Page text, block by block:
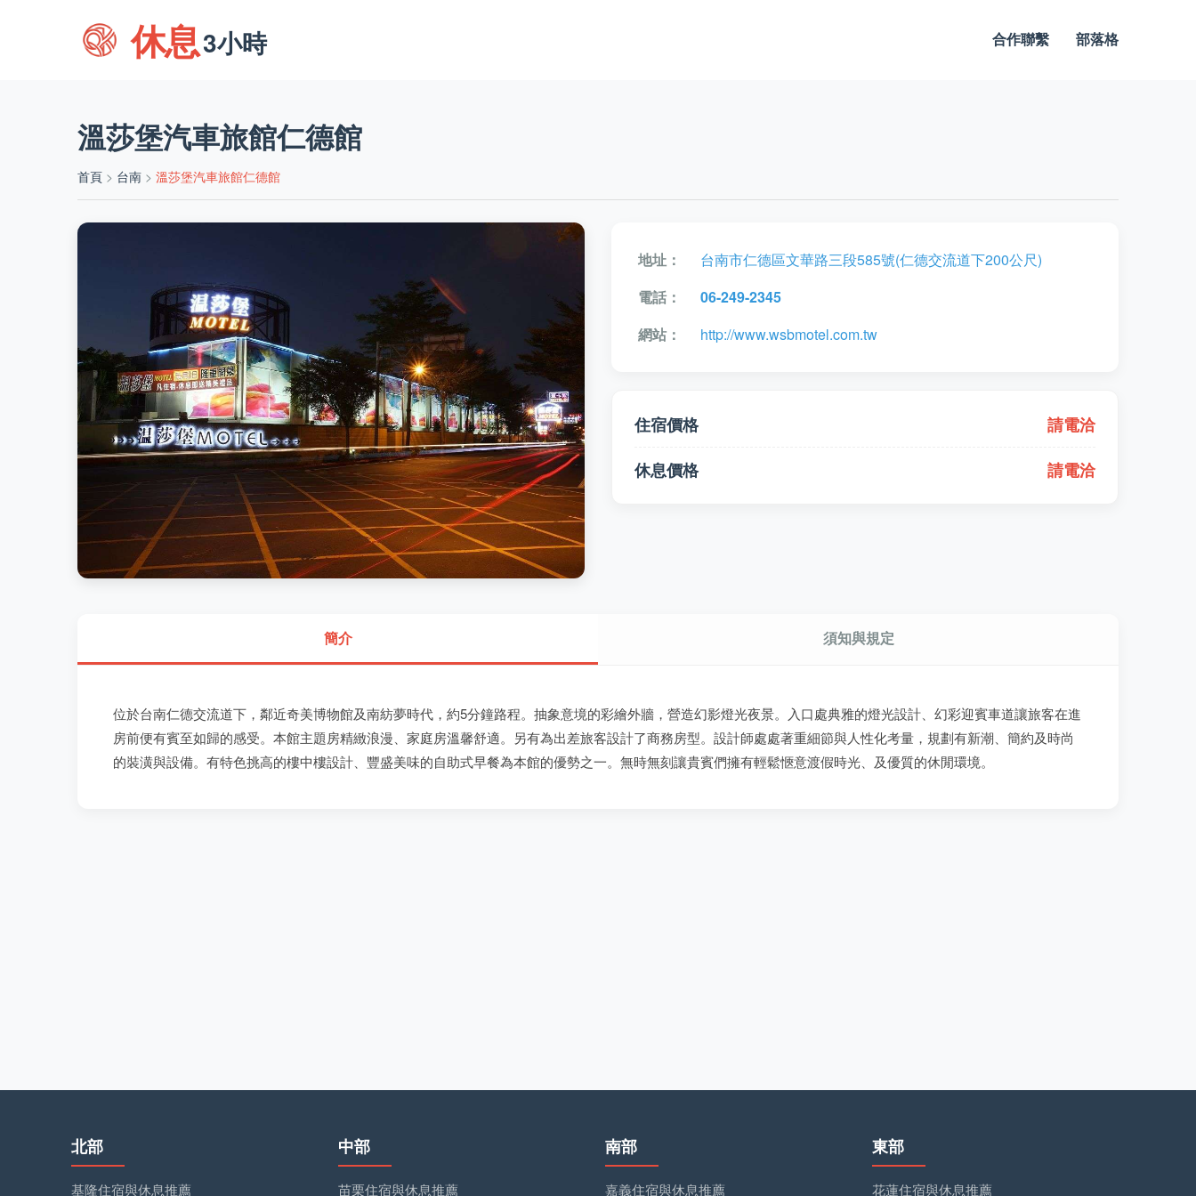
休息3小時 合作聯繫 部落格
溫莎堡汽車旅館仁德館
首頁 > 台南 > 溫莎堡汽車旅館仁德館
地址：
台南市仁德區文華路三段585號(仁德交流道下200公尺)
電話：
06-249-2345
網站：
http://www.wsbmotel.com.tw
住宿價格
請電洽
休息價格
請電洽
簡介 須知與規定
位於台南仁德交流道下，鄰近奇美博物館及南紡夢時代，約5分鐘路程。抽象意境的彩繪外牆，營造幻影燈光夜景。入口處典雅的燈光設計、幻彩迎賓車道讓旅客在進
房前便有賓至如歸的感受。本館主題房精緻浪漫、家庭房溫馨舒適。另有為出差旅客設計了商務房型。設計師處處著重細節與人性化考量，規劃有新潮、簡約及時尚
的裝潢與設備。有特色挑高的樓中樓設計、豐盛美味的自助式早餐為本館的優勢之一。無時無刻讓貴賓們擁有輕鬆愜意渡假時光、及優質的休閒環境。
北部
基隆住宿與休息推薦
中部
苗栗住宿與休息推薦
南部
嘉義住宿與休息推薦
東部
花蓮住宿與休息推薦